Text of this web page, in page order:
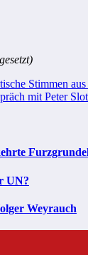
Stimmen
mit Peter
UN?
Weyrauch